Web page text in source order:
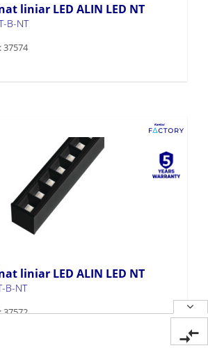
liniar LED ALIN LED NT
B-NT
liniar LED ALIN LED NT
B-NT